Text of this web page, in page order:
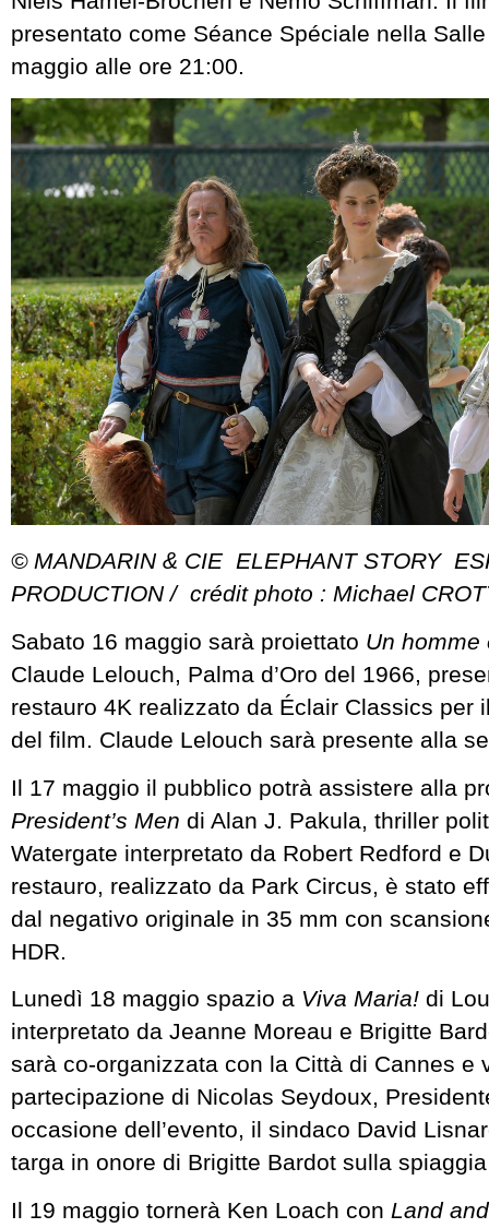
presentato come Séance Spéciale nella
maggio alle ore 21:00.
© MANDARIN & CIE ELEPHANT STORY
PRODUCTION / crédit photo : Michael
Sabato 16 maggio sarà proiettato Un homme
Claude Lelouch, Palma d’Oro del 1966,
restauro 4K realizzato da Éclair Classics per
del film. Claude Lelouch sarà presente alla
Il 17 maggio il pubblico potrà assistere alla
President’s Men di Alan J. Pakula, thriller
Watergate interpretato da Robert Redford e
restauro, realizzato da Park Circus, è stato
dal negativo originale in 35 mm con
HDR.
Lunedì 18 maggio spazio a Viva Maria! di
interpretato da Jeanne Moreau e Brigitte
sarà co-organizzata con la Città di Cannes e
partecipazione di Nicolas Seydoux,
occasione dell’evento, il sindaco David
targa in onore di Brigitte Bardot sulla
Il 19 maggio tornerà Ken Loach con Land